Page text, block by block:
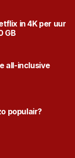
in 4K per uur
GB
all-inclusive
populair?